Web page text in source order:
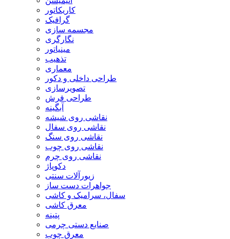
کاریکاتور
گرافیک
مجسمه سازی
نگارگری
مینیاتور
تذهیب
معماری
طراحی داخلی و دکور
تصویرسازی
طراحی فرش
آبگینه
نقاشی روی شیشه
نقاشی روی سفال
نقاشی روی سنگ
نقاشی روی چوب
نقاشی روی چرم
دکوپاژ
زیورآلات سنتی
جواهرات دست ساز
سفال، سرامیک و کاشی
معرق کاشی
پتینه
صنایع دستی چرمی
معرق چوب